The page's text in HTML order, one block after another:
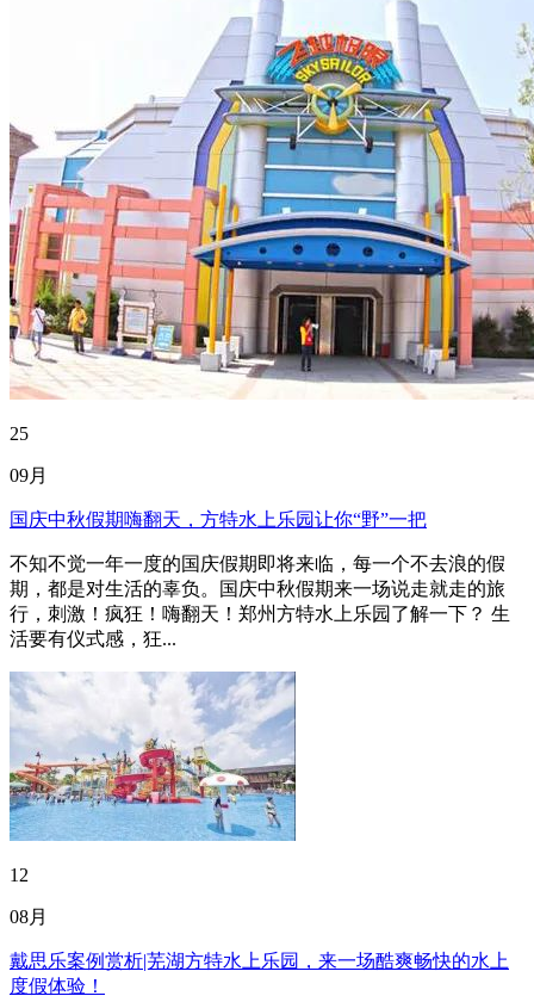
25
09月
国庆中秋假期嗨翻天，方特水上乐园让你“野”一把
不知不觉一年一度的国庆假期即将来临，每一个不去浪的假
期，都是对生活的辜负。国庆中秋假期来一场说走就走的旅
行，刺激！疯狂！嗨翻天！郑州方特水上乐园了解一下？ 生
活要有仪式感，狂...
12
08月
戴思乐案例赏析|芜湖方特水上乐园，来一场酷爽畅快的水上
度假体验！